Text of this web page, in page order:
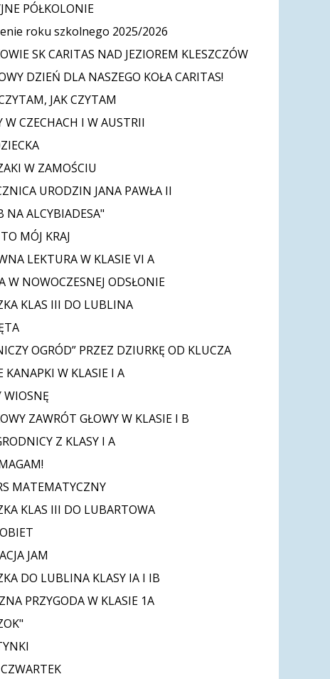
PÓŁKOLONIE
roku szkolnego 2025/2026
SK CARITAS NAD JEZIOREM KLESZCZÓW
DZIEŃ DLA NASZEGO KOŁA CARITAS!
JAK CZYTAM
W CZECHACH I W AUSTRII
W ZAMOŚCIU
URODZIN JANA PAWŁA II
NA ALCYBIADESA"
MÓJ KRAJ
LEKTURA W KLASIE VI A
W NOWOCZESNEJ ODSŁONIE
KLAS III DO LUBLINA
OGRÓD” PRZEZ DZIURKĘ OD KLUCZA
KANAPKI W KLASIE I A
ZAWRÓT GŁOWY W KLASIE I B
Z KLASY I A
MATEMATYCZNY
KLAS III DO LUBARTOWA
JAM
DO LUBLINA KLASY IA I IB
PRZYGODA W KLASIE 1A